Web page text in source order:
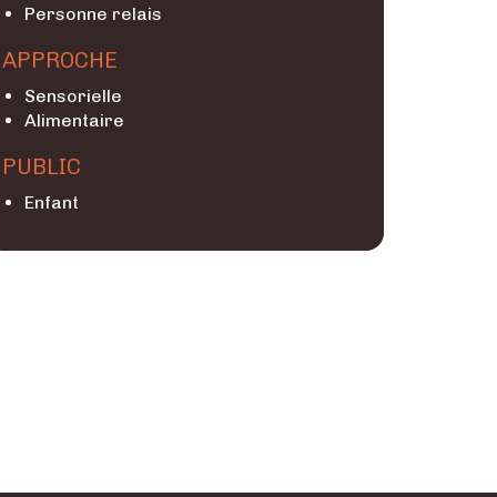
Personne relais
APPROCHE
Sensorielle
Alimentaire
PUBLIC
Enfant